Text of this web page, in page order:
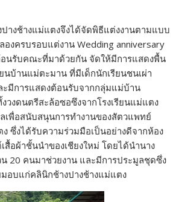
e g
g
er
m
bl
r
er
e
st
p
y
Li
n
k
ar
e
ปางช้างแม่แตงจึงได้จัดพิธีแต่งงานตามแบบ
องครบรอบแต่งาน Wedding anniversary
อนรับคณะที่มาด้วยกัน จัดให้มีการแสดงพื้น
นบ้านแม่ตะมาน ที่มีเด็กนักเรียนชนเผ่า
มีการแสดงต้อนรับจากกลุ่มแม่บ้าน
วงดนตรีสะล้อซอซึงจากโรงเรียนแม่แตง
เพื่อสนับสนุนการทำงานของสัตวแพทย์
ซึ่งได้รับความร่วมมือเป็นอย่างดีจากห้อง
สื้อผ้าชั้นนำของเชียงใหม่ โดยได้นำนาง
20 คนมาช่วยงาน และมีการประมูลชุดซึ่ง
อบแก่คลินิกช้างปางช้างแม่แตง